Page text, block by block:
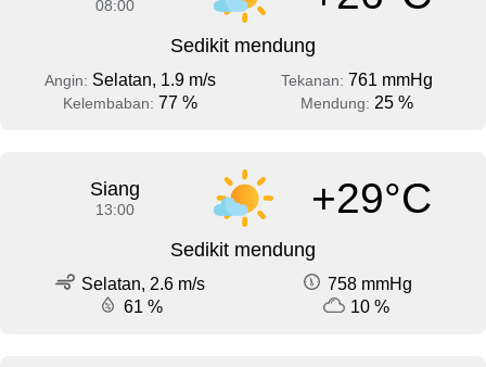
08:00
Sedikit mendung
Angin: Selatan, 1.9 m/s Tekanan: 761 mmHg
Kelembaban: 77 % Mendung: 25 %
Siang
13:00 +29°C
Sedikit mendung
Selatan, 2.6 m/s
758 mmHg
61 %
10 %